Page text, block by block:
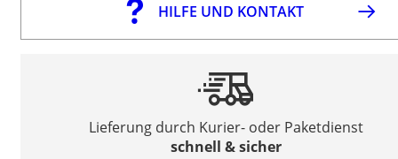
HILFE UND KONTAKT
Lieferung durch Kurier- oder Paketdienst
schnell & sicher